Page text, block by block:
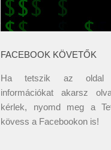
FACEBOOK KÖVETŐK
Ha tetszik az oldal
információkat akarsz
kérlek, nyomd meg a
kövess a Facebookon is!